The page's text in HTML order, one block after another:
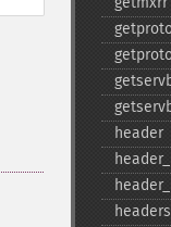
header